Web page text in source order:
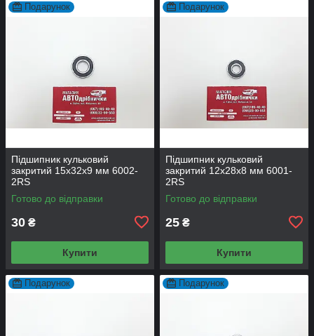
Подарунок
Підшипник кульковий
закритий 15х32х9 мм 6002-
2RS
Готово до відправки
30 ₴
Купити
Подарунок
Підшипник кульковий
закритий 12х28х8 мм 6001-
2RS
Готово до відправки
25 ₴
Купити
Подарунок Подарунок